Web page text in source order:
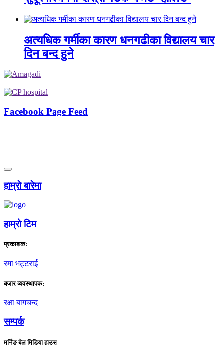
अत्यधिक गर्मीका कारण धनगढीका विद्यालय चार
दिन बन्द हुने
Facebook Page Feed
हाम्राे बारेमा
हाम्राे टिम
प्रकाशक:
रमा भट्टराई
बजार व्यवस्थापक:
रक्षा बागचन्द
सम्पर्क
मर्निङ बेल मिडिया हाउस